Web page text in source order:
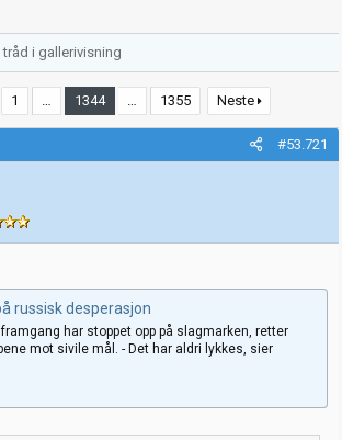
tråd i gallerivisning
1 1344 1355 Neste
#53.721
russisk desperasjon
har stoppet opp på slagmarken, retter
mot sivile mål. - Det har aldri lykkes, sier